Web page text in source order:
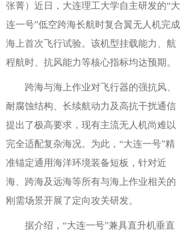
张菁） 近日，大连理工大学自主研发的“大
连一号”低空跨海长航时复合翼无人机完成
海上首次飞行试验。该机型挂载能力、航
程航时、抗风能力等核心指标均达预期。
跨海与海上作业对飞行器的强抗风、
耐腐蚀结构、长续航动力及高抗干扰通信
提出了极高要求，现有主流无人机尚难以
完全适配复杂海况。为此，“大连一号”精
准锚定通用海洋环境装备短板，针对近
海、跨海及远海等所有与海上作业相关的
刚需场景开展了定向攻关研发。
据介绍，“大连一号”兼具直升机垂直